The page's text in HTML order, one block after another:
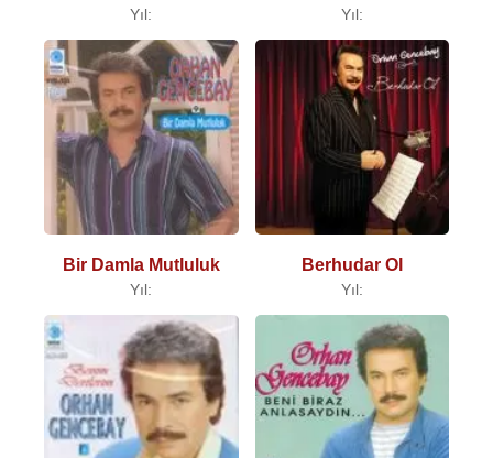
Yıl: Yıl:
Bir Damla Mutluluk
Yıl:
Berhudar Ol
Yıl: